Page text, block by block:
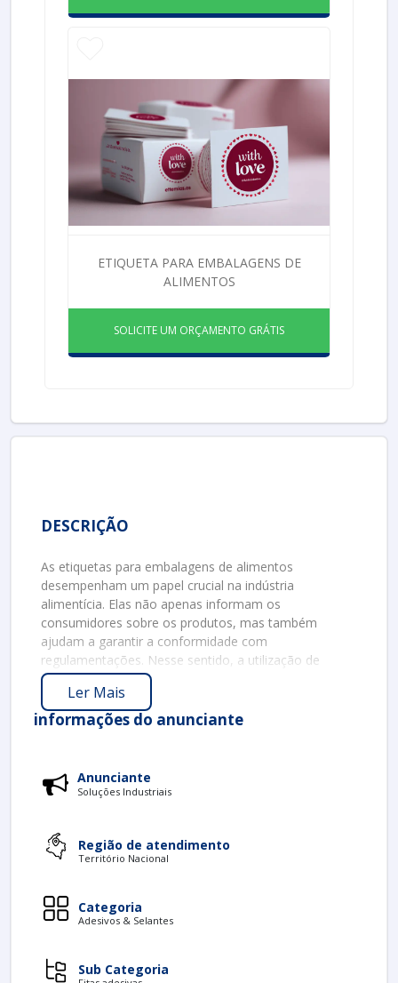
ETIQUETA PARA EMBALAGENS DE
ALIMENTOS
SOLICITE UM ORÇAMENTO GRÁTIS
DESCRIÇÃO
As etiquetas para embalagens de alimentos
desempenham um papel crucial na indústria
alimentícia. Elas não apenas informam os
consumidores sobre os produtos, mas também
ajudam a garantir a conformidade com
regulamentações. Nesse sentido, a utilização de
etiquetas adequadas é fundamental para a segurança
e a transparência.
IMPORTÂNCIA DAS ETIQUETAS
significativo nas decisões de compra dos
consumidores. Primeiro, elas fornecem informações
Nome do produto
Lista de ingredientes
Além disso, as etiquetas podem destacar informações
alérgenos.
Ler Mais
informações do anunciante
Anunciante
Soluções Industriais
Região de atendimento
Território Nacional
Categoria
Adesivos & Selantes
Sub Categoria